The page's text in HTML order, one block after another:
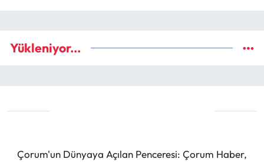
Yükleniyor...
Çorum'un Dünyaya Açılan Penceresi: Çorum Haber,